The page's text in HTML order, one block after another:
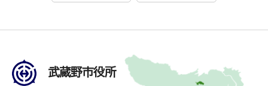
武蔵野市役所